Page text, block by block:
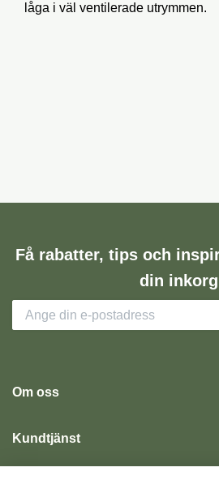
låga i väl ventilerade utrymmen.
Få rabatter, tips och
din
Om oss
Kundtjänst